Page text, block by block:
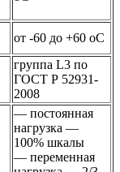
от -60 до +60 оС
группа L3 по
ГОСТ Р 52931-
2008
— постоянная
нагрузка —
100% шкалы
— переменная